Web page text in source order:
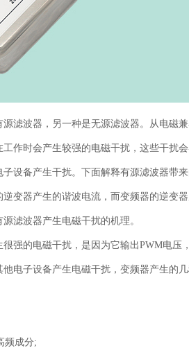
滤波器，另一种是无源滤波器。从电磁
作时会产生较强的电磁干扰，这些干扰
设备产生干扰。下面解释有源滤波器带来
变器产生的谐波电流，而变频器的逆变
滤波器产生电磁干扰的机理。
强的电磁干扰，是因为它输出PWM电压
电子设备产生电磁干扰，变频器产生的
频成分;